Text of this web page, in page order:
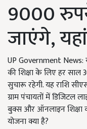
9000
जाएंगे,
UP Government News:
की शिक्षा के लिए हर
सुचारू रहेगी. यह राशि
ग्राम पंचायतों में डिजिटल
बुक्स और ऑनलाइन शिक्षा
योजना क्या है?